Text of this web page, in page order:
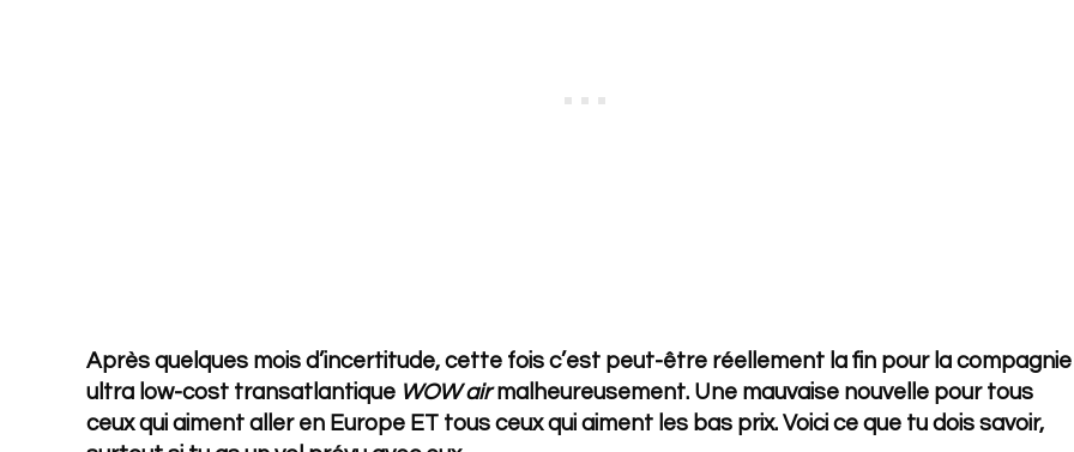
Après quelques mois d’incertitude, cette fois c’est peut-être réellement la fin pour la compagnie
ultra low-cost transatlantique WOW airmalheureusement. Une mauvaise nouvelle pour tous
ceux qui aiment aller en Europe ET tous ceux qui aiment les bas prix. Voici ce que tu dois savoir,